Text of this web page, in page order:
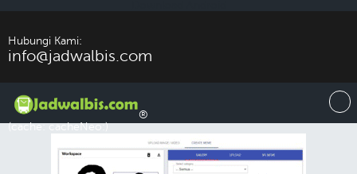
Hubungi Kami:
info@jadwalbis.com
®
(cache: cacheNeo:)